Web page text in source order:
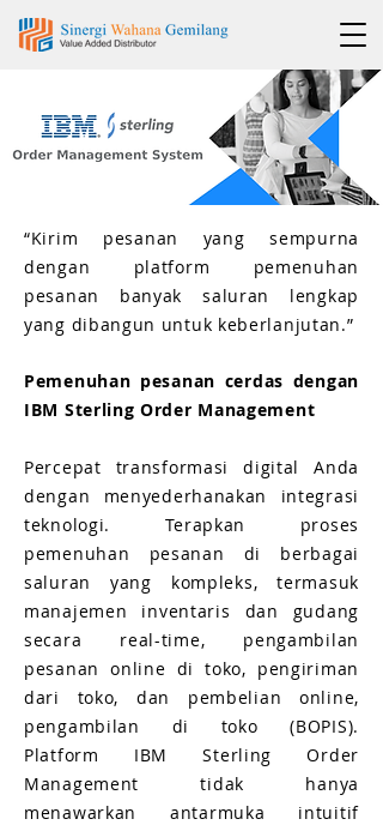
“Kirim pesanan yang sempurna
dengan platform pemenuhan
pesanan banyak saluran lengkap
yang dibangun untuk keberlanjutan.”
Pemenuhan pesanan cerdas dengan
IBM Sterling Order Management
Percepat transformasi digital Anda
dengan menyederhanakan integrasi
teknologi. Terapkan proses
pemenuhan pesanan di berbagai
saluran yang kompleks, termasuk
manajemen inventaris dan gudang
secara real-time, pengambilan
pesanan online di toko, pengiriman
dari toko, dan pembelian online,
pengambilan di toko (BOPIS).
Platform IBM Sterling Order
Management tidak hanya
menawarkan antarmuka intuitif